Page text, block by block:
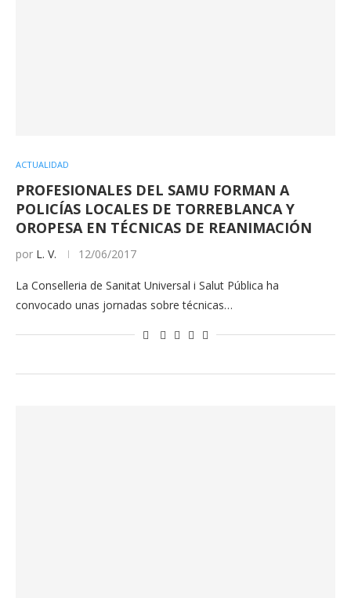
ACTUALIDAD
PROFESIONALES DEL SAMU FORMAN A
POLICÍAS LOCALES DE TORREBLANCA Y
OROPESA EN TÉCNICAS DE REANIMACIÓN
por L. V. 12/06/2017
La Conselleria de Sanitat Universal i Salut Pública ha
convocado unas jornadas sobre técnicas…